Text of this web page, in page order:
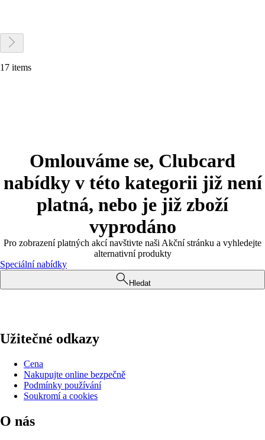
17 items
Omlouváme se, Clubcard
nabídky v této kategorii již není
platná, nebo je již zboží
vyprodáno
Pro zobrazení platných akcí navštivte naši Akční stránku a vyhledejte
alternativní produkty
Speciální nabídky
Hledat
Užitečné odkazy
Cena
Nakupujte online bezpečně
Podmínky používání
Soukromí a cookies
O nás